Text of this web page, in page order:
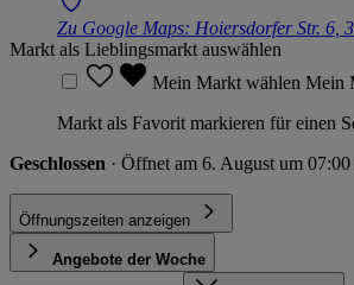
Zu Google Maps: Hoiersdorfer Str. 6,
Markt als Lieblingsmarkt auswählen
Mein Markt wählen Mein
Markt als Favorit markieren für einen
Geschlossen · Öffnet am 6. August um
Öffnungszeiten anzeigen
Angebote der Woche